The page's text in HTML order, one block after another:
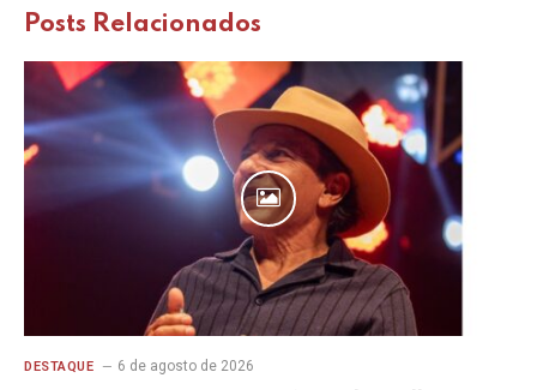
Posts Relacionados
DESTAQUE 6 de agosto de 2026